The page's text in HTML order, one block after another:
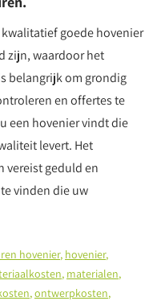
goede hovenier
zijn, waardoor het
belangrijk om grondig
en offertes te
een hovenier vindt die
levert. Het
vereist geduld en
vinden die uw
hovenier, hovenier,
, materialen,
,ontwerpkosten,